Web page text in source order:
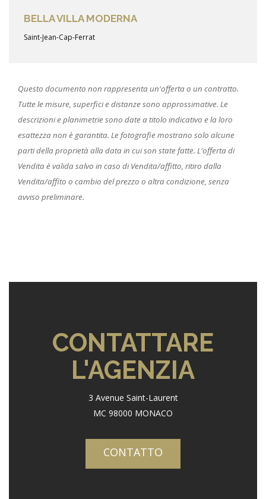
BELLA VILLA MODERNA
Saint-Jean-Cap-Ferrat
Questo documento non rappresenta un'offerta o un contratto.
Tutte le misure, superfici e distanze sono approssimative. Le
descrizioni e planimetrie sono date a titolo indicativo e la loro
esattezza non è garantita. Le fotografie mostrano solo alcune
parti della proprietà alla data in cui son state fatte. L'offerta di
Vendita è valida salvo in caso di Vendita/affitto, ritiro dalla
Vendita/affito o cambio del prezzo o altra condizione, senza
avviso preliminare.
CONTATTARE
L'AGENZIA
3 Avenue Saint-Laurent
MC 98000 MONACO
CONTATTO